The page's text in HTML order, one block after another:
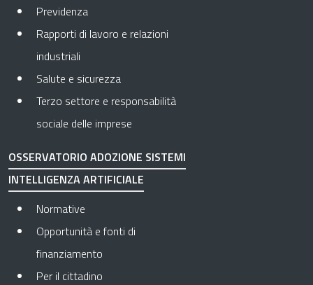
Previdenza
Rapporti di lavoro e relazioni
industriali
Salute e sicurezza
Terzo settore e responsabilità
sociale delle imprese
OSSERVATORIO ADOZIONE SISTEMI
INTELLIGENZA ARTIFICIALE
Normative
Opportunità e fonti di
finanziamento
Per il cittadino